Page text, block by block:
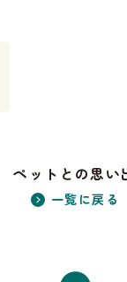
ペットとの思い
一覧に戻る